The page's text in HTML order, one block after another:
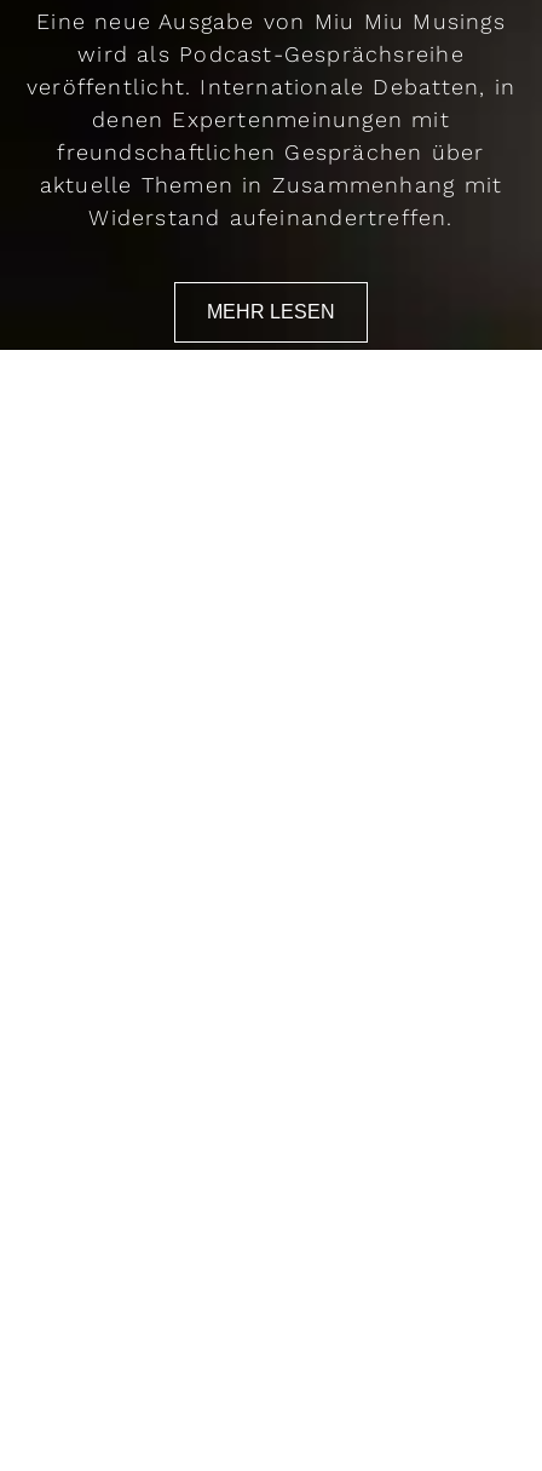
Eine neue Ausgabe von Miu Miu Musings
wird als Podcast-Gesprächsreihe
veröffentlicht. Internationale Debatten, in
denen Expertenmeinungen mit
freundschaftlichen Gesprächen über
aktuelle Themen in Zusammenhang mit
Widerstand aufeinandertreffen.
MEHR LESEN